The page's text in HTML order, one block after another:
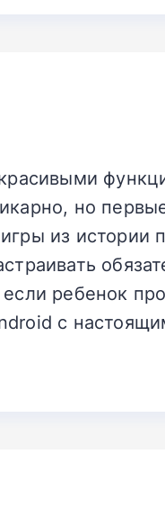
но
из истории
ребенок
с